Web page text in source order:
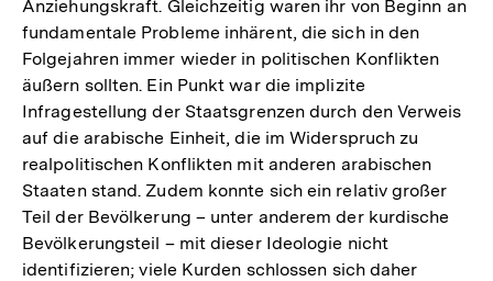
Anziehungskraft. Gleichzeitig waren ihr von Beginn an
fundamentale Probleme inhärent, die sich in den
Folgejahren immer wieder in politischen Konflikten
äußern sollten. Ein Punkt war die implizite
Infragestellung der Staatsgrenzen durch den Verweis
auf die arabische Einheit, die im Widerspruch zu
realpolitischen Konflikten mit anderen arabischen
Staaten stand. Zudem konnte sich ein relativ großer
Teil der Bevölkerung – unter anderem der kurdische
Bevölkerungsteil – mit dieser Ideologie nicht
identifizieren; viele Kurden schlossen sich daher